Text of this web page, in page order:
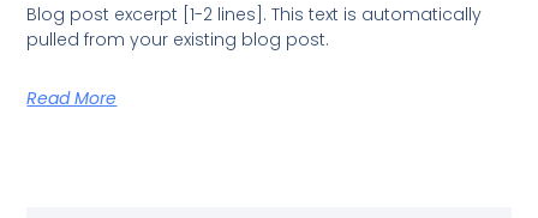
Blog post excerpt [1-2 lines]. This text is automatically
pulled from your existing blog post.
Read More